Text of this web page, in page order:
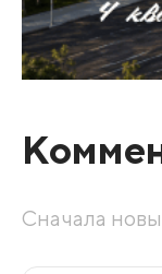
Сначала